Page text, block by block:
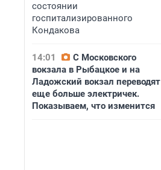
состоянии
госпитализированного
Кондакова
14:01
С Московского
вокзала в Рыбацкое и на
Ладожский вокзал переводят
еще больше электричек.
Показываем, что изменится